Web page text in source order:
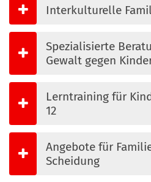
Interkulturelle
Spezialisierte
Gewalt gegen
Lerntraining für
12
Angebote für
Scheidung